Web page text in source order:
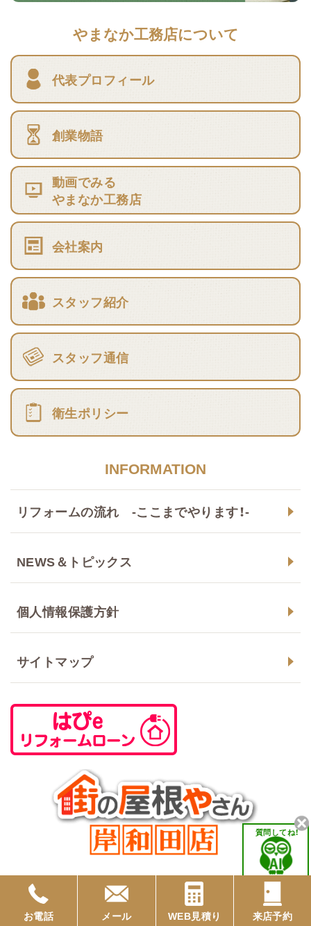
やまなか工務店について
代表プロフィール
創業物語
動画でみる
やまなか工務店
会社案内
スタッフ紹介
スタッフ通信
衛生ポリシー
INFORMATION
リフォームの流れ -ここまでやります！-
NEWS＆トピックス
個人情報保護方針
サイトマップ
お電話 メール WEB見積り 来店予約
質問してね！